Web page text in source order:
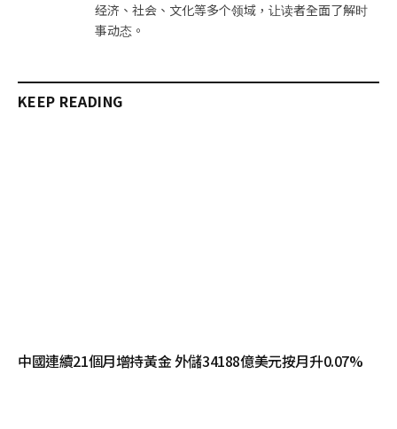
经济、社会、文化等多个领域，让读者全面了解时
事动态。
KEEP READING
中國連續21個月增持黃金 外儲34188億美元按月升0.07%